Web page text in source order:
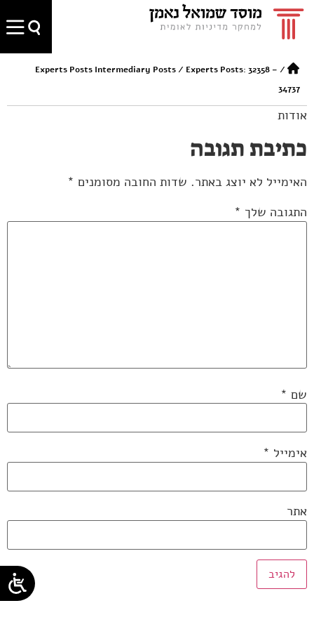
/
Experts Posts Intermediary Posts/ Experts Posts: 32358 –
34737
אודות
כתיבת תגובה
האימייל לא יוצג באתר. שדות החובה מסומנים *
התגובה שלך *
שם *
אימייל *
אתר